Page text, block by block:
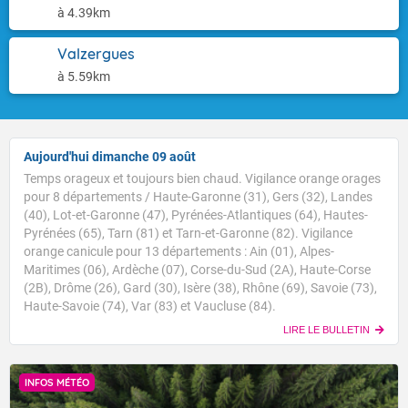
à 4.39km
Valzergues
à 5.59km
Aujourd'hui dimanche 09 août
Temps orageux et toujours bien chaud. Vigilance orange orages
pour 8 départements / Haute-Garonne (31), Gers (32), Landes
(40), Lot-et-Garonne (47), Pyrénées-Atlantiques (64), Hautes-
Pyrénées (65), Tarn (81) et Tarn-et-Garonne (82). Vigilance
orange canicule pour 13 départements : Ain (01), Alpes-
Maritimes (06), Ardèche (07), Corse-du-Sud (2A), Haute-Corse
(2B), Drôme (26), Gard (30), Isère (38), Rhône (69), Savoie (73),
Haute-Savoie (74), Var (83) et Vaucluse (84).
LIRE LE BULLETIN
INFOS MÉTÉO